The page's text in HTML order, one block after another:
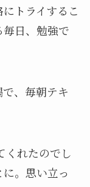
トライするこ
日、勉強で
、毎朝テキ
くれたのでし
。思い立っ